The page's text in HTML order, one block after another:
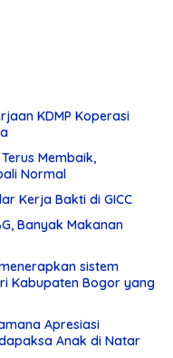
KDMP Koperasi
Membaik,
Normal
Kerja Bakti di GICC
Banyak Makanan
sistem
Kabupaten Bogor yang
Apresiasi
Anak di Natar